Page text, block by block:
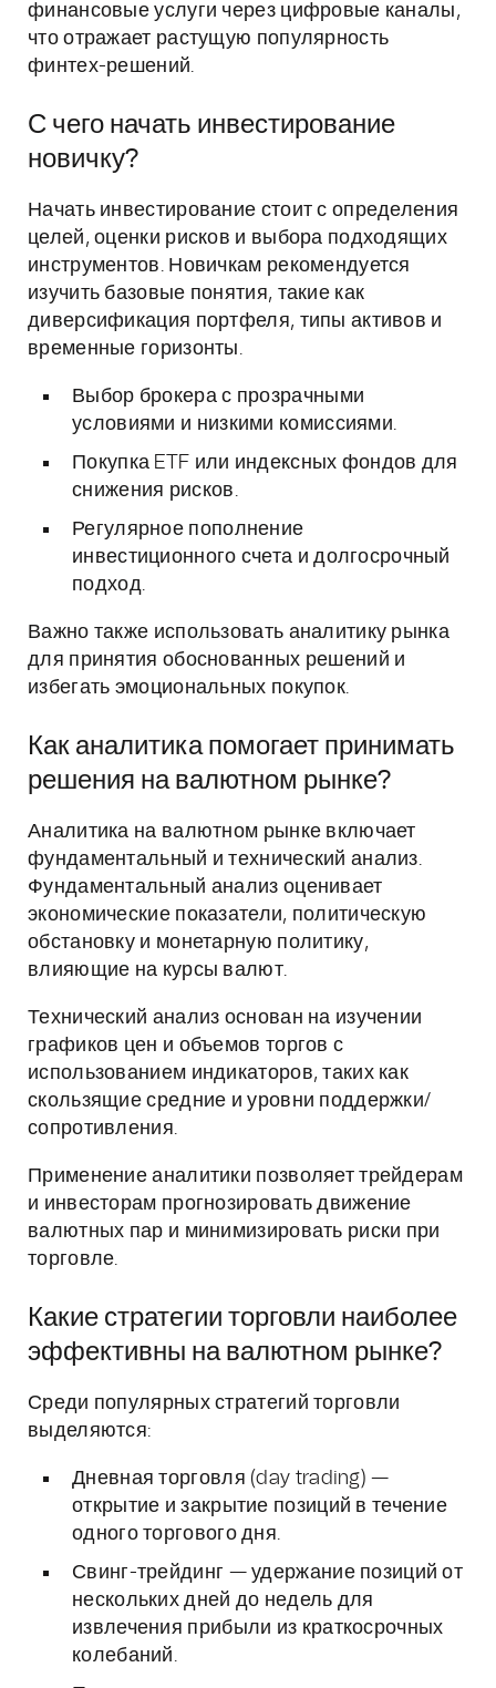
финансовые услуги через цифровые каналы,
что отражает растущую популярность
финтех-решений.
С чего начать инвестирование
новичку?
Начать инвестирование стоит с определения
целей, оценки рисков и выбора подходящих
инструментов. Новичкам рекомендуется
изучить базовые понятия, такие как
диверсификация портфеля, типы активов и
временные горизонты.
Выбор брокера с прозрачными
условиями и низкими комиссиями.
Покупка ETF или индексных фондов для
снижения рисков.
Регулярное пополнение
инвестиционного счета и долгосрочный
подход.
Важно также использовать аналитику рынка
для принятия обоснованных решений и
избегать эмоциональных покупок.
Как аналитика помогает принимать
решения на валютном рынке?
Аналитика на валютном рынке включает
фундаментальный и технический анализ.
Фундаментальный анализ оценивает
экономические показатели, политическую
обстановку и монетарную политику,
влияющие на курсы валют.
Технический анализ основан на изучении
графиков цен и объемов торгов с
использованием индикаторов, таких как
скользящие средние и уровни поддержки/
сопротивления.
Применение аналитики позволяет трейдерам
и инвесторам прогнозировать движение
валютных пар и минимизировать риски при
торговле.
Какие стратегии торговли наиболее
эффективны на валютном рынке?
Среди популярных стратегий торговли
выделяются:
Дневная торговля (day trading) —
открытие и закрытие позиций в течение
одного торгового дня.
Свинг-трейдинг — удержание позиций от
нескольких дней до недель для
извлечения прибыли из краткосрочных
колебаний.